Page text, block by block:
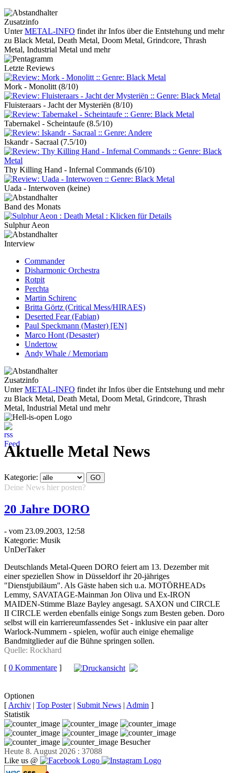
Zusatzinfo
UnterMETAL-INFO findet ihr Infos über die Entstehung und mehr
zu Black Metal, Death Metal, Doom Metal, Grindcore, Thrash
Metal, Industrial Metal und mehr
Letzte Reviews
Mork - Monolitt (8/10)
Fluisteraars - Jacht der Mysteriën (8/10)
Tabernakel - Scheintaufe (8.5/10)
Iskandr - Sacraal (7.5/10)
Thy Killing Hand - Infernal Commands (6/10)
Uada - Interwoven (keine)
Band des Monats
Sulphur Aeon
Interview
Commander
Disharmonic Orchestra
Rotpit
Perchta
Martin Schirenc
Britta Görtz (Critical Mess/HIRAES)
Deserted Fear (Fabian)
Paul Speckmann (Master) [EN]
Marco Hont (Desaster)
Undertow
Andy Whale / Memoriam
Zusatzinfo
UnterMETAL-INFO findet ihr Infos über die Entstehung und mehr
zu Black Metal, Death Metal, Doom Metal, Grindcore, Thrash
Metal, Industrial Metal und mehr
Aktuelle Metal News
Kategorie:
Deine News hier posten?
20 Jahre DORO
- vom 23.09.2003, 12:58
Kategorie: Musik
UnDerTaker
Deutschlands Metal-Queen DORO feiert am 13. Dezember mit
einer speziellen Show in Düsseldorf ihr 20-jähriges
"Dienstjubiläum". Als Gäste haben sich u.a. MOTÖRHEADs
Lemmy, SAVATAGE-Mainman Jon Oliva und Ex-IRON
MAIDEN-Stimme Blaze Bayley angesagt. SAXON und CIRCLE
II CIRCLE werden ebenfalls einige Songs zum Besten geben. Doro
selbst will ein karriereumfassendes Set - inklusive ein paar alter
Warlock-Nummern - spielen, wofür auch einige ehemalige
Bandmitglieder auf die Bühne springen sollen.
Quelle: Rockhard
[ 0 Kommentare ]
Optionen
[ Archiv | Top Poster| Submit News | Admin ]
Statistik
Besucher
Heute 8. August 2026 : 37088
Like us @